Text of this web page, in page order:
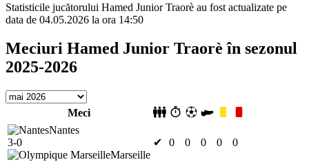
Statisticile jucătorului Hamed Junior Traorè au fost actualizate pe
data de 04.05.2026 la ora 14:50
Meciuri Hamed Junior Traorè în sezonul
2025-2026
Meci
Nantes
3-0
Marseille
✔ 0 0 0 0 0